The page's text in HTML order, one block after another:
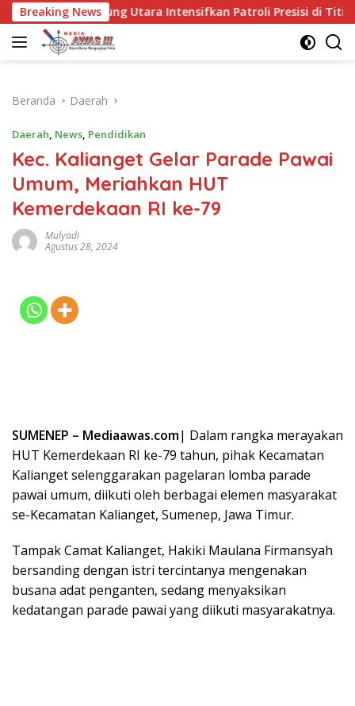
Langsung
ke
konten
Breaking News
Utara Intensifkan Patroli Presisi di Titik Rawan
Beranda Daerah
Daerah, News, Pendidikan
Kec. Kalianget Gelar Parade Pawai
Umum, Meriahkan HUT
Kemerdekaan RI ke-79
Mulyadi
Agustus 28, 2024
SUMENEP – Mediaawas.com| Dalam rangka merayakan
HUT Kemerdekaan RI ke-79 tahun, pihak Kecamatan
Kalianget selenggarakan pagelaran lomba parade
pawai umum, diikuti oleh berbagai elemen masyarakat
se-Kecamatan Kalianget, Sumenep, Jawa Timur.
Tampak Camat Kalianget, Hakiki Maulana Firmansyah
bersanding dengan istri tercintanya mengenakan
busana adat penganten, sedang menyaksikan
kedatangan parade pawai yang diikuti masyarakatnya.